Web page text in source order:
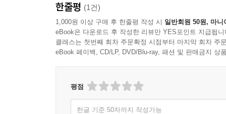
한줄평 (1건)
1,000원 이상 구매 후 한줄평 작성 시 일반회원 50원, 마니
eBook은 다운로드 후 작성한 리뷰만 YES포인트 지급됩니
클래스는 첫번째 회차 주문확정 시점부터 마지막 회차 주
eBook 페이백, CD/LP, DVD/Blu-ray, 패션 및 판매금지 상
평점
한글 기준 50자까지 작성가능